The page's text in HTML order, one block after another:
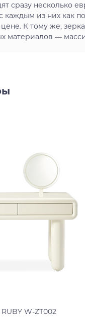
сразу несколько
каждым из них как
К тому же,
материалов —
W-ZT002